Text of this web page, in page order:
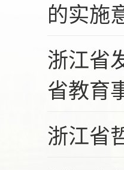
的实施
浙江省
省教育
浙江省